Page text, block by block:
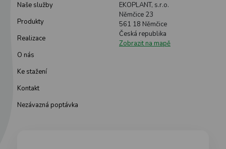
Naše služby
Produkty
Realizace
O nás
Ke stažení
Kontakt
Nezávazná poptávka
EKOPLANT, s.r.o.
Němčice 23
561 18 Němčice
Česká republika
Zobrazit na mapě